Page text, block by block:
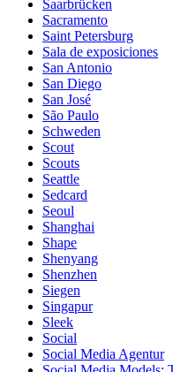
Saarbrücken
Sacramento
Saint Petersburg
Sala de exposiciones
San Antonio
San Diego
San José
São Paulo
Schweden
Scout
Scouts
Seattle
Sedcard
Seoul
Shanghai
Shape
Shenyang
Shenzhen
Siegen
Singapur
Sleek
Social
Social Media Agentur